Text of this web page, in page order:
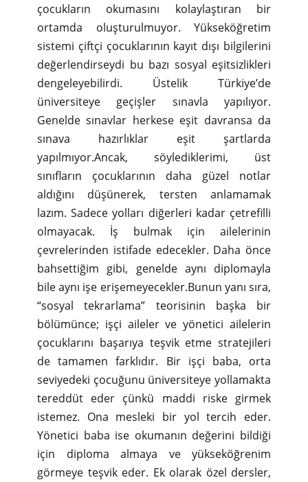
çocukların okumasını kolaylaştıran bir
ortamda oluşturulmuyor. Yükseköğretim
sistemi çiftçi çocuklarının kayıt dışı bilgilerini
değerlendirseydi bu bazı sosyal eşitsizlikleri
dengeleyebilirdi. Üstelik Türkiye’de
üniversiteye geçişler sınavla yapılıyor.
Genelde sınavlar herkese eşit davransa da
sınava hazırlıklar eşit şartlarda
yapılmıyor.Ancak, söylediklerimi, üst
sınıfların çocuklarının daha güzel notlar
aldığını düşünerek, tersten anlamamak
lazım. Sadece yolları diğerleri kadar çetrefilli
olmayacak. İş bulmak için ailelerinin
çevrelerinden istifade edecekler. Daha önce
bahsettiğim gibi, genelde aynı diplomayla
bile aynı işe erişemeyecekler.Bunun yanı sıra,
“sosyal tekrarlama” teorisinin başka bir
bölümünce; işçi aileler ve yönetici ailelerin
çocuklarını başarıya teşvik etme stratejileri
de tamamen farklıdır. Bir işçi baba, orta
seviyedeki çocuğunu üniversiteye yollamakta
tereddüt eder çünkü maddi riske girmek
istemez. Ona mesleki bir yol tercih eder.
Yönetici baba ise okumanın değerini bildiği
için diploma almaya ve yükseköğrenim
görmeye teşvik eder. Ek olarak özel dersler,